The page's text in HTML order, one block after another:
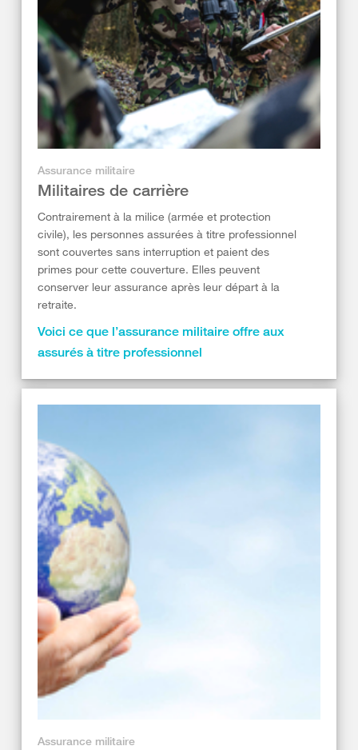
Assurance militaire
Militaires de carrière
Contrairement à la milice (armée et protection
civile), les personnes assurées à titre professionnel
sont couvertes sans interruption et paient des
primes pour cette couverture. Elles peuvent
conserver leur assurance après leur départ à la
retraite.
Voici ce que l’assurance militaire offre aux
assurés à titre professionnel
Assurance militaire